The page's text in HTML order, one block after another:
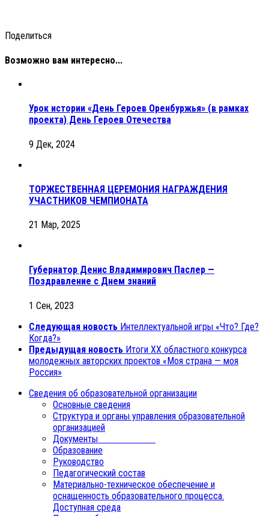
Поделиться
Возможно вам интересно...
Урок истории «День Героев Оренбуржья» (в рамках
проекта) День Героев Отечества
9 Дек, 2024
ТОРЖЕСТВЕННАЯ ЦЕРЕМОНИЯ НАГРАЖДЕНИЯ
УЧАСТНИКОВ ЧЕМПИОНАТА
21 Мар, 2025
Губернатор Денис Владимирович Паслер —
Поздравление с Днем знаний
1 Сен, 2023
Следующая новость Интеллектуальной игры «Что? Где?
Когда?»
Предыдущая новость Итоги XX областного конкурса
молодежных авторских проектов «Моя страна — моя
Россия»
Сведения об образовательной организации
Основные сведения
Структура и органы управления образовательной
организацией
Документы
Образование
Руководство
Педагогический состав
Материально-техническое обеспечение и
оснащенность образовательного процесса.
Доступная среда